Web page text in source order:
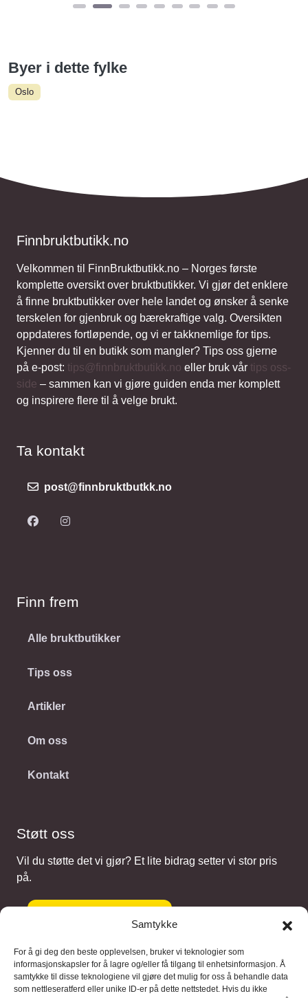
Samtykke
For å gi deg den beste opplevelsen, bruker vi teknologier som
informasjonskapsler for å lagre og/eller få tilgang til enhetsinformasjon. Å
samtykke til disse teknologiene vil gjøre det mulig for oss å behandle data
som nettleseratferd eller unike ID-er på dette nettstedet. Hvis du ikke
Byer i dette fylke
Oslo
Finnbruktbutikk.no
Velkommen til FinnBruktbutikk.no – Norges første
komplette oversikt over bruktbutikker. Vi gjør det enklere
å finne bruktbutikker over hele landet og ønsker å senke
terskelen for gjenbruk og bærekraftige valg. Oversikten
oppdateres fortløpende, og vi er takknemlige for tips.
Kjenner du til en butikk som mangler? Tips oss gjerne
på e-post: tips@finnbruktbutikk.no eller bruk vår tips oss-
side – sammen kan vi gjøre guiden enda mer komplett
og inspirere flere til å velge brukt.
Ta kontakt
post@finnbruktbutkk.no
Finn frem
Alle bruktbutikker
Tips oss
Artikler
Om oss
Kontakt
Støtt oss
Vil du støtte det vi gjør? Et lite bidrag setter vi stor pris
på.
Gi et bidrag
Samarbeidspartnere